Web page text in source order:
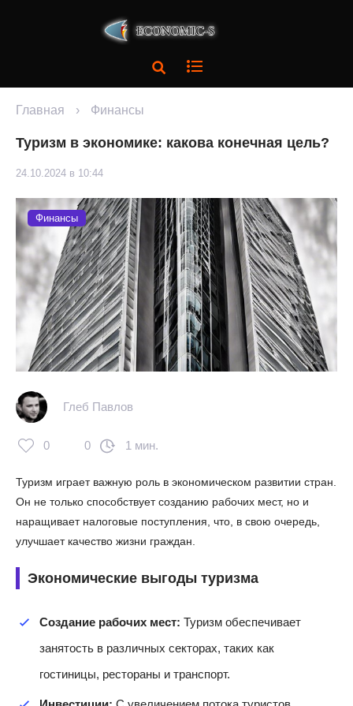
Главная › Финансы
Туризм в экономике: какова конечная цель?
24.10.2024 в 10:44
Финансы
Глеб Павлов
0 0 1 мин.
Туризм играет важную роль в экономическом развитии стран.
Он не только способствует созданию рабочих мест, но и
наращивает налоговые поступления, что, в свою очередь,
улучшает качество жизни граждан.
Экономические выгоды туризма
Создание рабочих мест: Туризм обеспечивает
занятость в различных секторах, таких как
гостиницы, рестораны и транспорт.